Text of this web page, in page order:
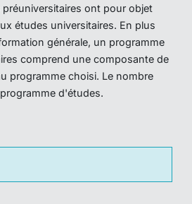
ont pour objet
études universitaires. En plus
générale, un programme
comprend une composante de
programme choisi. Le nombre
d'études.